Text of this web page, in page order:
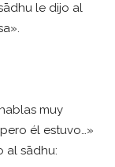
le dijo al
muy
él estuvo…»
al sādhu: